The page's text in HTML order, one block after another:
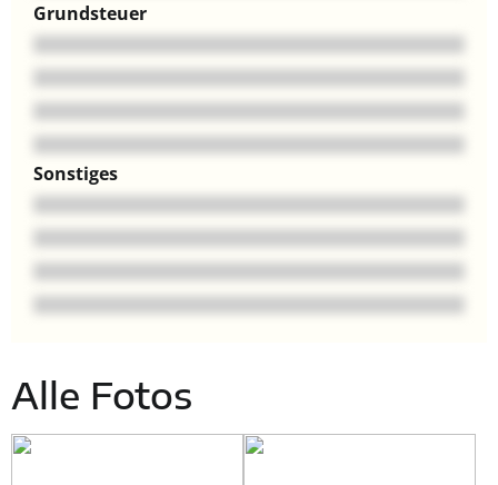
Grundsteuer
Sonstiges
Alle Fotos